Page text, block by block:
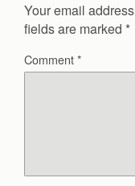
Your email
fields are marked *
Comment*